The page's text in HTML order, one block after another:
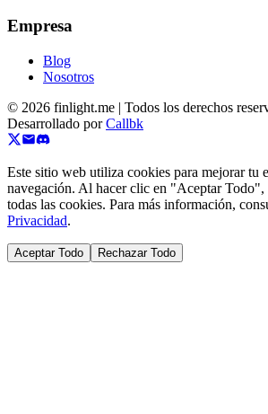
Empresa
Blog
Nosotros
© 2026 finlight.me | Todos los derechos
Desarrollado porCallbk
Este sitio web utiliza cookies para mejorar tu
navegación. Al hacer clic en "Aceptar Todo",
todas las cookies. Para más información,
Privacidad.
Aceptar Todo Rechazar Todo